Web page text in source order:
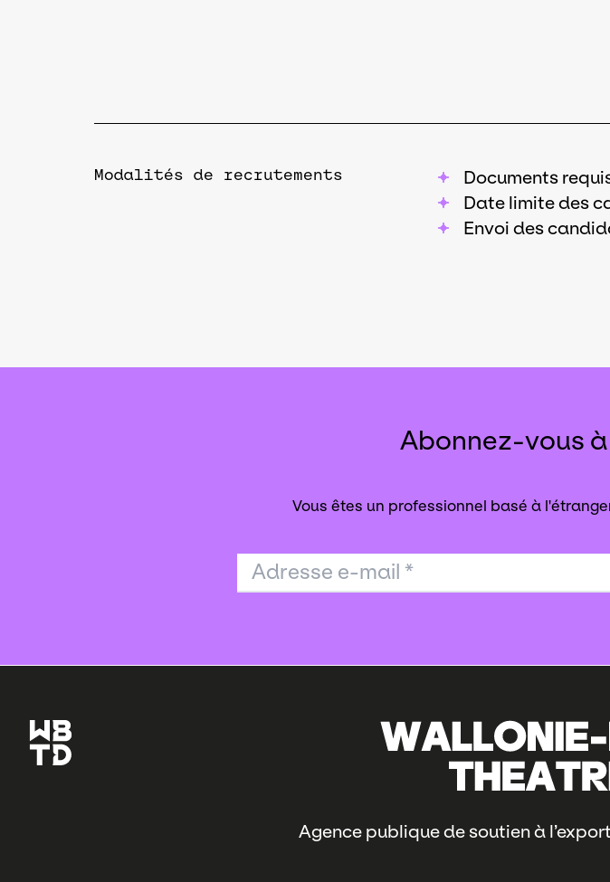
Modalités de recrutements
Documents
Date limite des
Envoi des
Abonnez-vous
Vous êtes un professionnel basé à
Adresse e-mail *
Agence publique de soutien à